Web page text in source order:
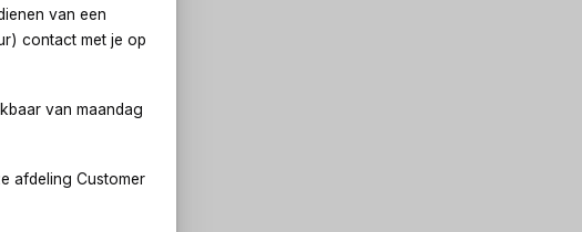
van een
contact met je op
van maandag
afdeling Customer